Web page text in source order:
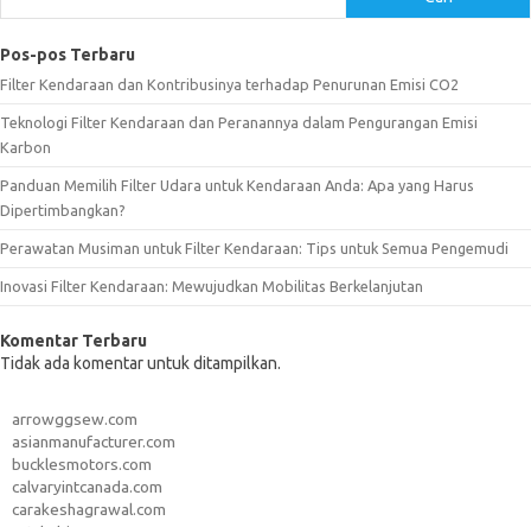
Pos-pos Terbaru
Filter Kendaraan dan Kontribusinya terhadap Penurunan Emisi CO2
Teknologi Filter Kendaraan dan Peranannya dalam Pengurangan Emisi
Karbon
Panduan Memilih Filter Udara untuk Kendaraan Anda: Apa yang Harus
Dipertimbangkan?
Perawatan Musiman untuk Filter Kendaraan: Tips untuk Semua Pengemudi
Inovasi Filter Kendaraan: Mewujudkan Mobilitas Berkelanjutan
Komentar Terbaru
Tidak ada komentar untuk ditampilkan.
arrowggsew.com
asianmanufacturer.com
bucklesmotors.com
calvaryintcanada.com
carakeshagrawal.com